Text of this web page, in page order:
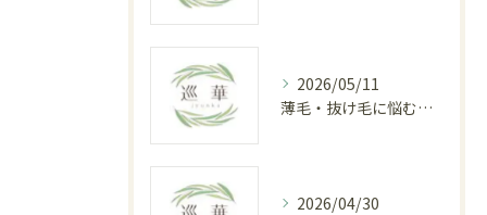
2026/05/11
薄毛・抜け毛に悩むあなたへ 白山市八ツ矢町の育毛専門サロン「巡華」で叶える根本改善
2026/04/30